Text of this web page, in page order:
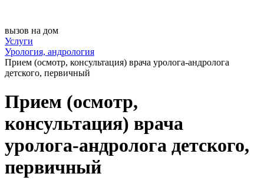
вызов на дом
Услуги
Урология, андрология
Прием (осмотр, консультация) врача уролога-андролога
детского, первичный
Прием (осмотр,
консультация) врача
уролога-андролога детского,
первичный